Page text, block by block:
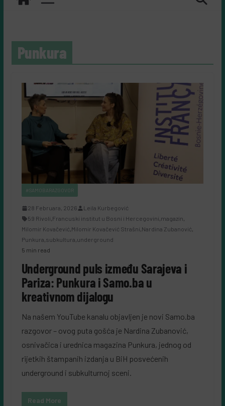
Punkura
#SAMOBARAZGOVOR
28 Februara, 2026
Leila Kurbegović
59 Rivoli,Francuski institut u Bosni i Hercegovini,magazin,
Milomir Kovačević,Milomir Kovačević Strašni,Nardina Zubanović,
Punkura,subkultura,underground
5 min read
Underground puls između Sarajeva i
Pariza: Punkura i Samo.ba u
kreativnom dijalogu
Na našem YouTube kanalu objavljen je novi Samo.ba
razgovor – ovog puta gošća je Nardina Zubanović,
osnivačica i urednica magazina Punkura, jednog od
rijetkih štampanih izdanja u BiH posvećenih
underground i subkulturnoj sceni.
Read More